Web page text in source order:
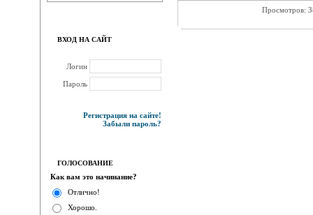
ВХОД НА САЙТ
Логин
Пароль
Регистрация на сайте!
Забыли пароль?
ГОЛОСОВАНИЕ
Как вам это начинание?
Отлично!
Хорошо.
Просмотров: